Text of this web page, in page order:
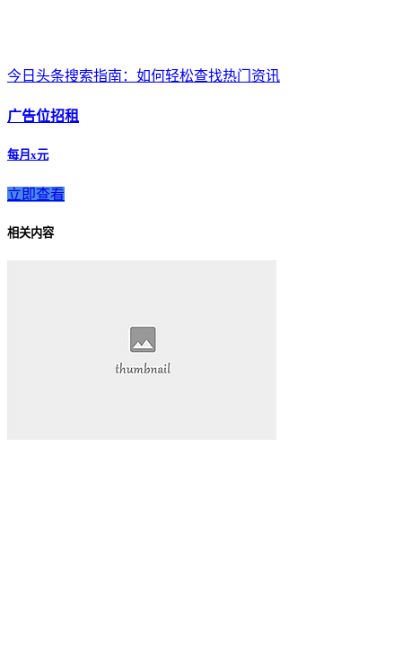
今日头条搜索指南：如何轻松查找热门资讯
广告位招租
每月x元
立即查看
相关内容